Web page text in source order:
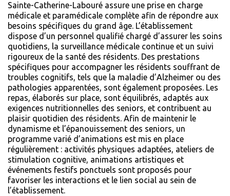
Sainte-Catherine-Labouré assure une prise en charge
médicale et paramédicale complète afin de répondre aux
besoins spécifiques du grand âge. L’établissement
dispose d’un personnel qualifié chargé d’assurer les soins
quotidiens, la surveillance médicale continue et un suivi
rigoureux de la santé des résidents. Des prestations
spécifiques pour accompagner les résidents souffrant de
troubles cognitifs, tels que la maladie d’Alzheimer ou des
pathologies apparentées, sont également proposées. Les
repas, élaborés sur place, sont équilibrés, adaptés aux
exigences nutritionnelles des seniors, et contribuent au
plaisir quotidien des résidents. Afin de maintenir le
dynamisme et l’épanouissement des seniors, un
programme varié d’animations est mis en place
régulièrement : activités physiques adaptées, ateliers de
stimulation cognitive, animations artistiques et
événements festifs ponctuels sont proposés pour
favoriser les interactions et le lien social au sein de
l’établissement.